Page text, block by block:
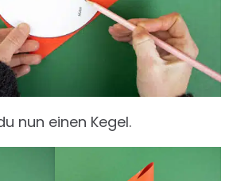
nun einen Kegel.